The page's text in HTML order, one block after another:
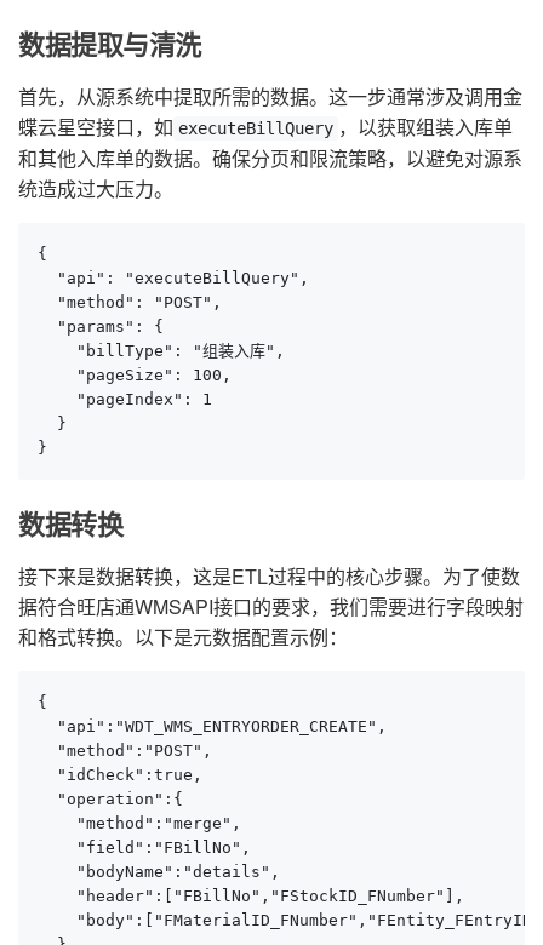
数据提取与清洗
首先，从源系统中提取所需的数据。这一步通常涉及调用金
蝶云星空接口，如 executeBillQuery ，以获取组装入库单
和其他入库单的数据。确保分页和限流策略，以避免对源系
统造成过大压力。
{
  "api": "executeBillQuery",
  "method": "POST",
  "params": {
    "billType": "组装入库",
    "pageSize": 100,
    "pageIndex": 1
  }
}
数据转换
接下来是数据转换，这是ETL过程中的核心步骤。为了使数
据符合旺店通WMSAPI接口的要求，我们需要进行字段映射
和格式转换。以下是元数据配置示例：
{
  "api":"WDT_WMS_ENTRYORDER_CREATE",
  "method":"POST",
  "idCheck":true,
  "operation":{
    "method":"merge",
    "field":"FBillNo",
    "bodyName":"details",
    "header":["FBillNo","FStockID_FNumber"],